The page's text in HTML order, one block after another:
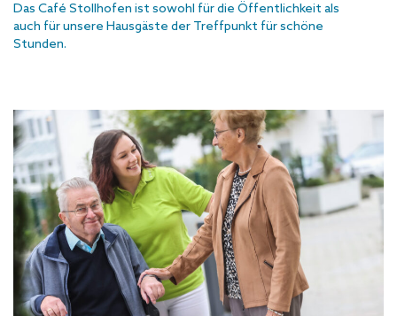
Das Café Stollhofen ist sowohl für die Öffentlichkeit als
auch für unsere Hausgäste der Treffpunkt für schöne
Stunden.